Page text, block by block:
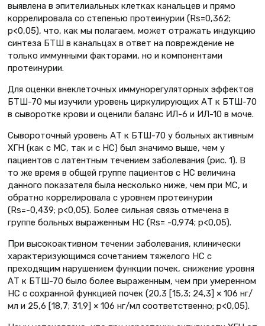
выявлена в эпителиальных клетках канальцев и прямо
коррелировала со степенью протеинурии (Rs=0,362;
p<0,05), что, как мы полагаем, может отражать индукцию
синтеза БТШ в канальцах в ответ на повреждение не
только иммунными факторами, но и компонентами
протеинурии.
Для оценки внеклеточных иммунорегуляторных эффектов
БТШ-70 мы изучили уровень циркулирующих АТ к БТШ-70
в сыворотке крови и оценили баланс ИЛ-6 и ИЛ-10 в моче.
Сывороточный уровень АТ к БТШ-70 у больных активным
ХГН (как с МС, так и с НС) был значимо выше, чем у
пациентов с латентным течением заболевания (рис. 1). В
то же время в общей группе пациентов с НС величина
данного показателя была несколько ниже, чем при МС, и
обратно коррелировала с уровнем протеинурии
(Rs=-0,439; p<0,05). Более сильная связь отмечена в
группе больных выраженным НС (Rs= -0,974; p<0,05).
При высокоактивном течении заболевания, клинически
характеризующимся сочетанием тяжелого НС с
преходящим нарушением функции почек, снижение уровня
АТ к БТШ-70 было более выраженным, чем при умеренном
НС с сохранной функцией почек (20,3 [15,3; 24,3] × 106 нг/
мл и 25,6 [18,7; 31,9] × 106 нг/мл соответственно; p<0,05).